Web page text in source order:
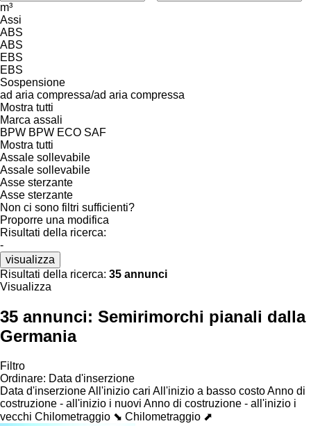
m³
Assi
ABS
ABS
EBS
EBS
Sospensione
ad aria compressa/ad aria compressa
Mostra tutti
Marca assali
BPW BPW ECO SAF
Mostra tutti
Assale sollevabile
Assale sollevabile
Asse sterzante
Asse sterzante
Non ci sono filtri sufficienti?
Proporre una modifica
Risultati della ricerca:
-
visualizza
Risultati della ricerca: 35 annunci
Visualizza
35 annunci: Semirimorchi pianali dalla
Germania
Filtro
Ordinare: Data d'inserzione
Data d'inserzioneAll'inizio cari All'inizio a basso costoAnno di
costruzione - all'inizio i nuovi Anno di costruzione - all'inizio i
vecchi Chilometraggio ⬊ Chilometraggio ⬈